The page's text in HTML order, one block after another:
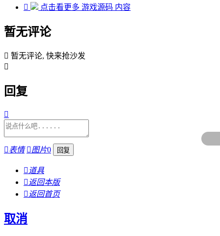
 点击看更多 游戏源码 内容
暂无评论
 暂无评论, 快来抢沙发

回复

表情 图片0
 道具
 返回本版
 返回首页
取消